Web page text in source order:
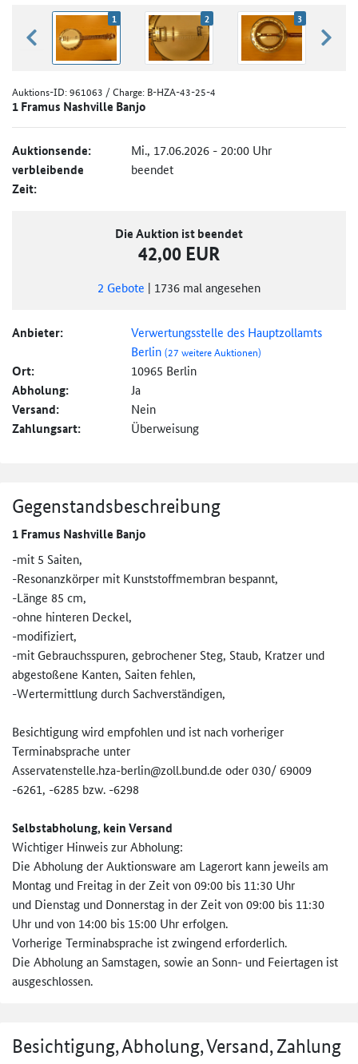
zurück blättern
1 2 3
Auktions-ID:961063 / Charge: B-HZA-43-25-4
1 Framus Nashville Banjo
Auktionsende: Mi., 17.06.2026 - 20:00 Uhr
verbleibende
Zeit:
beendet
Die Auktion ist beendet
42,00 EUR
2 Gebote | 1736 mal angesehen
Anbieter:
Verwertungsstelle des Hauptzollamts
Berlin(27 weitere Auktionen)
Ort: 10965 Berlin
Abholung: Ja
Versand: Nein
Zahlungsart: Überweisung
Gegenstandsbeschreibung
1 Framus Nashville Banjo
-mit 5 Saiten,
-Resonanzkörper mit Kunststoffmembran bespannt,
-Länge 85 cm,
-ohne hinteren Deckel,
-modifiziert,
-mit Gebrauchsspuren, gebrochener Steg, Staub, Kratzer und
abgestoßene Kanten, Saiten fehlen,
-Wertermittlung durch Sachverständigen,
Besichtigung wird empfohlen und ist nach vorheriger
Terminabsprache unter
Asservatenstelle.hza-berlin@zo­ll.bund.de oder 030/ 69009
-6261, -6285 bzw. -6298
Selbstabholung, kein Versand
Wichtiger Hinweis zur Abholung:
Die Abholung der Auktionsware am Lagerort kann jeweils am
Montag und Freitag in der Zeit von 09:00 bis 11:30 Uhr
und Dienstag und Donnerstag in der Zeit von 09:00 bis 11:30
Uhr und von 14:00 bis 15:00 Uhr erfolgen.
Vorherige Terminabsprache ist zwingend erforderlich.
Die Abholung an Samstagen, sowie an Sonn- und Feiertagen ist
ausgeschlossen.
Besichtigung, Abholung, Versand, Zahlung